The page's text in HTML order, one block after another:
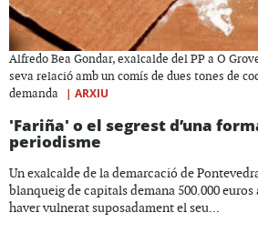
Alfredo Bea Gondar, exalcalde del PP a O
seva relació amb un comís de dues tones de
demanda
| ARXIU
'Fariña' o el segrest d’una
periodisme
Un exalcalde de la demarcació de
blanqueig de capitals demana 500.000
haver vulnerat suposadament el seu...